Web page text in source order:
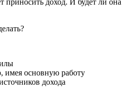
имея основную работу
дохода